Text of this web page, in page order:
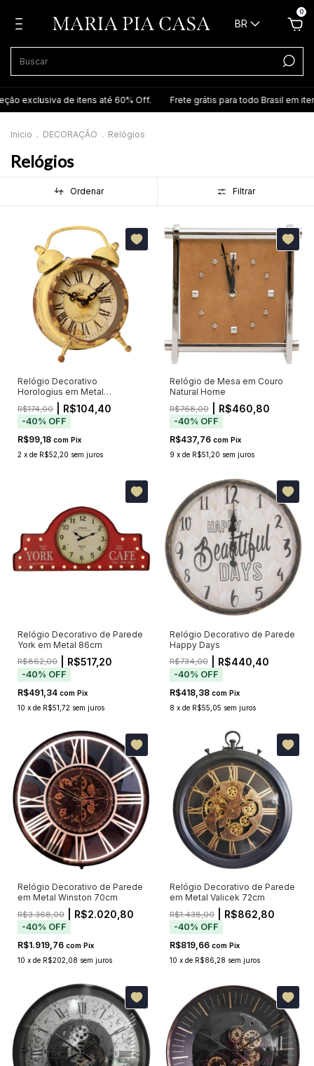
BR
0
de itens até 60% Off. Frete grátis para todo Brasil em itens
Início . DECORAÇÃO . Relógios
Relógios
Ordenar Filtrar
Relógio Decorativo
Horologius em Metal
Envelhecido
R$174,00 | R$104,40
-40% OFF
R$99,18 com Pix
2 x de R$52,20 sem juros
Relógio de Mesa em Couro
Natural Horne
R$768,00| R$460,80
-40% OFF
R$437,76 com Pix
9 x de R$51,20 sem juros
Relógio Decorativo de Parede
York em Metal 86cm
R$862,00 | R$517,20
-40% OFF
R$491,34 com Pix
10 x de R$51,72 sem juros
Relógio Decorativo de Parede
Happy Days
R$734,00| R$440,40
-40% OFF
R$418,38 com Pix
8 x de R$55,05 sem juros
Relógio Decorativo de Parede
em Metal Winston 70cm
R$3.368,00 | R$2.020,80
-40% OFF
R$1.919,76 com Pix
10 x de R$202,08 sem juros
Relógio Decorativo de Parede
em Metal Valicek 72cm
R$1.438,00| R$862,80
-40% OFF
R$819,66 com Pix
10 x de R$86,28 sem juros